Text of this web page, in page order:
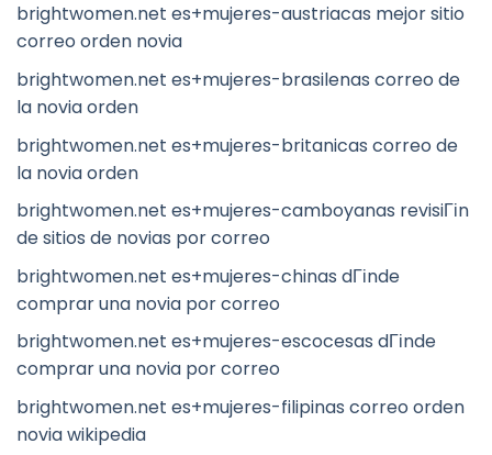
brightwomen.net es+mujeres-austriacas mejor sitio
correo orden novia
brightwomen.net es+mujeres-brasilenas correo de
la novia orden
brightwomen.net es+mujeres-britanicas correo de
la novia orden
brightwomen.net es+mujeres-camboyanas revisiГіn
de sitios de novias por correo
brightwomen.net es+mujeres-chinas dГіnde
comprar una novia por correo
brightwomen.net es+mujeres-escocesas dГіnde
comprar una novia por correo
brightwomen.net es+mujeres-filipinas correo orden
novia wikipedia